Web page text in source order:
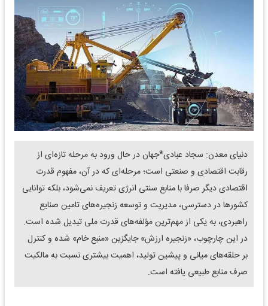
دنیای معدن: سجاد عبادی*جهان در حال ورود به مرحله تازه‌ای از
رقابت اقتصادی و صنعتی است؛ مرحله‌ای که در آن، مفهوم قدرت
اقتصادی دیگر صرفا با منابع سنتی انرژی تعریف نمی‌شود، بلکه توانایی
کشورها در دسترسی، مدیریت و توسعه زنجیره‌های تامین صنایع
راهبردی، به یکی از مهم‌ترین مؤلفه‌های قدرت ملی تبدیل شده است.
در این چارچوب، «زنجیره ارزش» جایگزین «منبع خام» شده و کنترل
بر حلقه‌های میانی و پیشین تولید، اهمیت بیشتری نسبت به مالکیت
صرف منابع طبیعی یافته است.